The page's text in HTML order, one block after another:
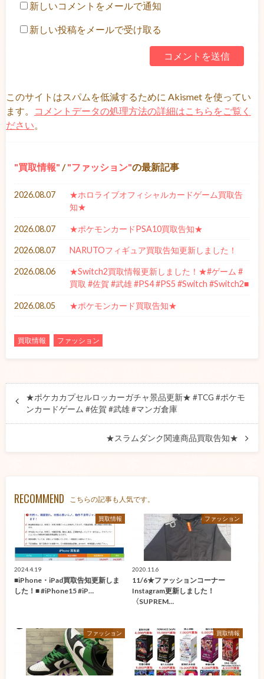
新しいコメントをメールで通知
新しい投稿をメールで受け取る
このサイトはスパムを低減するために Akismet を使ってい
ます。
コメントデータの処理方法の詳細はこちらをご覧く
ださい
買取情報 / ファッション の最新記事
2026.08.07
★ホロライブオフィシャルカードゲーム買取告
知★
2026.08.07 ★ポケモンカードPSA10買取告知★
2026.08.07 NARUTOフィギュア買取告知更新しました！
2026.08.06
★Switch2買取情報更新しました！★#ゲーム #
買取 #佐賀 #武雄 #PS4 #PS5 #Switch #Switch2■
2026.08.05 ★ポケモンカード買取告知★
買取情報 ファッション
★ポケカカプセルロッカーガチャ景品更新★ #TCG #ポケモ
ンカードゲーム #佐賀 #武雄 #マンガ倉庫
★スラムダンク関連商品買取告知★
RECOMMEND こちらの記事も人気です。
買取情報
2024.4.19
■iPhone・iPad買取告知更新しま
した！■ #iPhone15 #iP…
ファッション
2020.11.6
11/6★ファッションコーナー
Instagram更新しました！
〈SUPREM…
ファッション 買取情報